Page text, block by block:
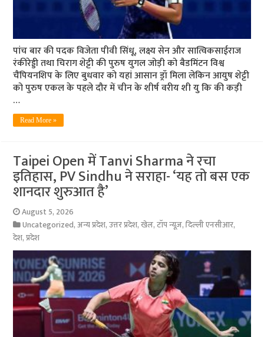
पांच बार की पदक विजेता पीवी सिंधू, लक्ष्य सेन और सात्विकसाईराज
रंकीरेड्डी तथा चिराग शेट्टी की पुरुष युगल जोड़ी को बैडमिंटन विश्व
चैंपियनशिप के लिए बुधवार को यहां आसान ड्रॉ मिला लेकिन आयुष शेट्टी
को पुरुष एकल के पहले दौर में चीन के शीर्ष वरीय शी यु कि की कड़ी
…
Read More »
Taipei Open में Tanvi Sharma ने रचा
इतिहास, PV Sindhu ने सराहा- ‘यह तो बस एक
शानदार शुरुआत है’
August 5, 2026
Uncategorized,अन्य प्रदेश,उत्तर प्रदेश,खेल,टॉप न्यूज़,दिल्ली एनसीआर,
देश,प्रदेश